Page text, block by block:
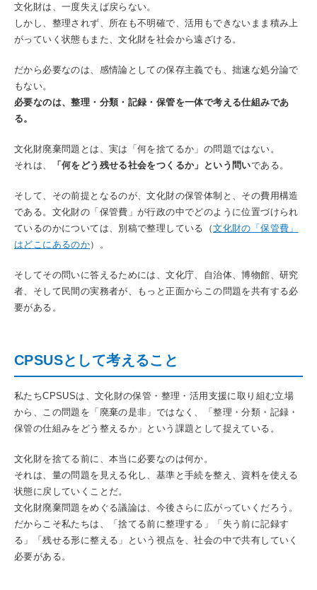
文化財は、一度失えば戻らない。
しかし、整理されず、所在も不明確で、活用もできないまま積み上
がっていく状態もまた、文化財を社会から遠ざける。
だから必要なのは、感情論としての保存主義でも、拙速な処分論で
もない。
必要なのは、整理・分類・記録・保管を一体で考える仕組みであ
る。
文化財廃棄問題とは、実は「何を捨てるか」の問題ではない。
それは、
「何をどう残せる社会をつくるか」という問いである。
そして、その前提となるのが、文化財の保管体制と、その費用構造
である。文化財の「保管費」が行政の中でどのように位置づけられ
ているのかについては、別稿で整理している（文化財の「保管費」
はどこにあるのか）。
そしてその問いに答えるためには、文化庁、自治体、博物館、研究
者、そして民間の実務者が、もっと正面からこの問題を共有する必
要がある。
CPSUSとして考えること
私たちCPSUSは、文化財の保管・整理・活用支援に取り組む立場
から、この問題を「廃棄の是非」ではなく、「整理・分類・記録・
保管の仕組みをどう整えるか」という課題として捉えている。
文化財を捨てる前に、本当に必要なのは何か。
それは、量の問題を見える化し、基準と手続を整え、資料を使える
状態に戻していくことだ。
文化財廃棄問題をめぐる議論は、今後さらに広がっていくだろう。
だからこそ私たちは、「捨てる前に整理する」「失う前に記録す
る」「残せる形に整える」という視点を、社会の中で共有していく
必要がある。